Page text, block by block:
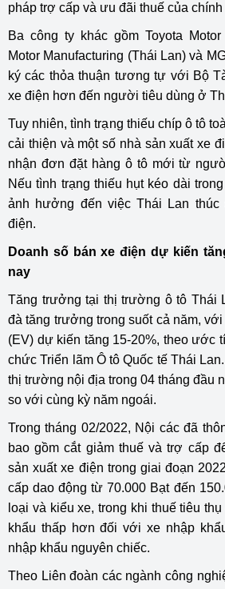
pháp trợ cấp và ưu đãi thuế của chính
Ba công ty khác gồm Toyota Motor
Motor Manufacturing (Thái Lan) và
ký các thỏa thuận tương tự với Bộ
xe điện hơn đến người tiêu dùng ở
Tuy nhiên, tình trạng thiếu chíp ô tô
cải thiện và một số nhà sản xuất xe
nhận đơn đặt hàng ô tô mới từ
Nếu tình trạng thiếu hụt kéo dài
ảnh hưởng đến việc Thái Lan
điện.
Doanh số bán xe điện dự kiến
nay
Tăng trưởng tại thị trường ô tô Thái
đà tăng trưởng trong suốt cả năm,
(EV) dự kiến ​​tăng 15-20%, theo ước
chức Triển lãm Ô tô Quốc tế Thái
thị trường nội địa trong 04 tháng đầu
so với cùng kỳ năm ngoái.
Trong tháng 02/2022, Nội các đã
bao gồm cắt giảm thuế và trợ cấp
sản xuất xe điện trong giai đoạn
cấp dao động từ 70.000 Bạt đến
loại và kiểu xe, trong khi thuế tiêu
khẩu thấp hơn đối với xe nhập
nhập khẩu nguyên chiếc.
Theo Liên đoàn các ngành công